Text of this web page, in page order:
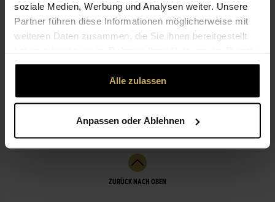
soziale Medien, Werbung und Analysen weiter. Unsere
Partner führen diese Informationen möglicherweise mit
weiteren Daten zusammen, die Sie ihnen bereitgestellt
gesammelt haben.
Alle zulassen
Anpassen oder Ablehnen
08292-13 35
08292-33 20
NICHT LIEFERBEREIT
ZURÜCK NACH OBEN